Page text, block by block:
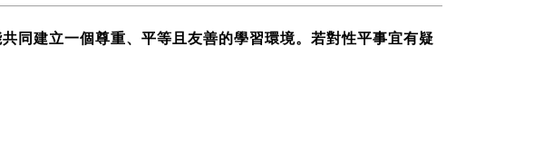
同建立一個尊重、平等且友善的學習環境。 若對性平事宜有疑